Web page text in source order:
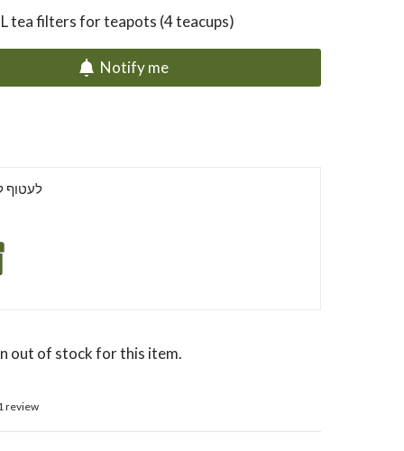
tea filters for teapots (4 teacups)
Notify me
.
out of stock for this item.
review